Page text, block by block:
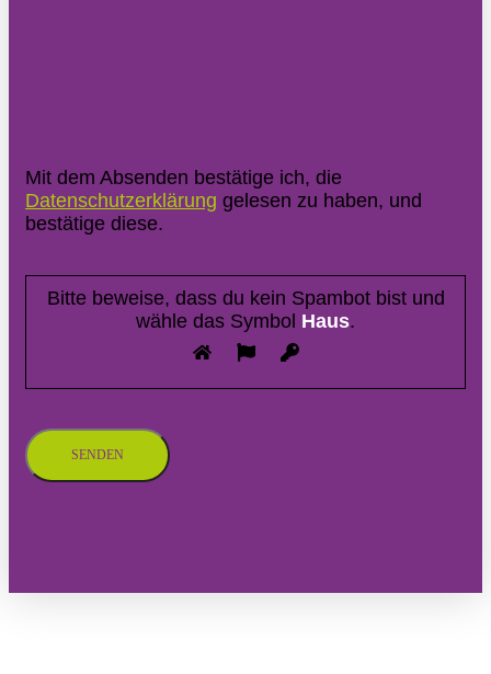
Mit dem Absenden bestätige ich, die
Datenschutzerklärung gelesen zu haben, und
bestätige diese.
Bitte beweise, dass du kein Spambot bist und
wähle das Symbol Haus.